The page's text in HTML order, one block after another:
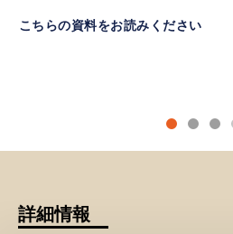
parkinsonism-dementia
Paolicelli, R. C., Sierra, A.,
ます。
脳室および
下腔内に存在する、血漿の限外
症候群として
こちらの資料をお読みください
詳細情報